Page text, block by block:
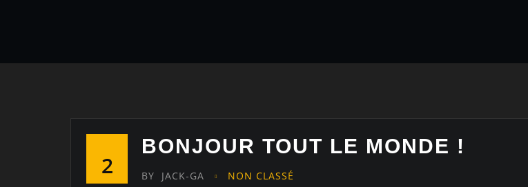
2
BONJOUR TOUT LE MONDE !
BY JACK-GA NON CLASSÉ